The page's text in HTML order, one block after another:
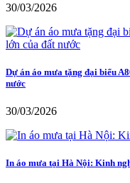
30/03/2026
Dự án áo mưa tặng đại biểu
nước
30/03/2026
In áo mưa tại Hà Nội: Kinh